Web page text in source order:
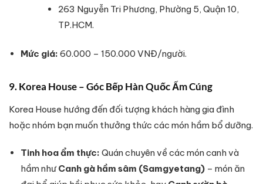
263 Nguyễn Tri Phương, Phường 5, Quận 10,
TP.HCM.
Mức giá: 60.000 – 150.000 VNĐ/người.
9. Korea House – Góc Bếp Hàn Quốc Ấm Cúng
Korea House hướng đến đối tượng khách hàng gia đình
hoặc nhóm bạn muốn thưởng thức các món hầm bổ dưỡng.
Tinh hoa ẩm thực: Quán chuyên về các món canh và
hầm như Canh gà hầm sâm (Samgyetang)– món ăn